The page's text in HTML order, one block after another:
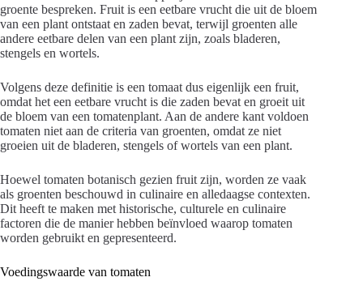
groente bespreken. Fruit is een eetbare vrucht die uit de bloem
van een plant ontstaat en zaden bevat, terwijl groenten alle
andere eetbare delen van een plant zijn, zoals bladeren,
stengels en wortels.
Volgens deze definitie is een tomaat dus eigenlijk een fruit,
omdat het een eetbare vrucht is die zaden bevat en groeit uit
de bloem van een tomatenplant. Aan de andere kant voldoen
tomaten niet aan de criteria van groenten, omdat ze niet
groeien uit de bladeren, stengels of wortels van een plant.
Hoewel tomaten botanisch gezien fruit zijn, worden ze vaak
als groenten beschouwd in culinaire en alledaagse contexten.
Dit heeft te maken met historische, culturele en culinaire
factoren die de manier hebben beïnvloed waarop tomaten
worden gebruikt en gepresenteerd.
Voedingswaarde van tomaten